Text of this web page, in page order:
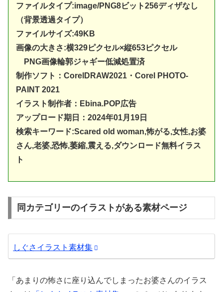
ファイルタイプ:image/PNG8ビット256ディザなし
（背景透過タイプ）
ファイルサイズ:49KB
画像の大きさ:横329ピクセル×縦653ピクセル
PNG画像輪郭ジャギー低減処置済
制作ソフト： CorelDRAW2021・Corel PHOTO-
PAINT 2021
イラスト制作者：Ebina.POP広告
アップロード期日：2024年01月19日
検索キーワード:Scared old woman,怖がる,女性,お婆
さん,老婆,恐怖,萎縮,震える,ダウンロード無料イラス
ト
同カテゴリーのイラストがある素材ページ
しぐさイラスト素材集
「あまりの怖さに座り込んでしまったお婆さんのイラス